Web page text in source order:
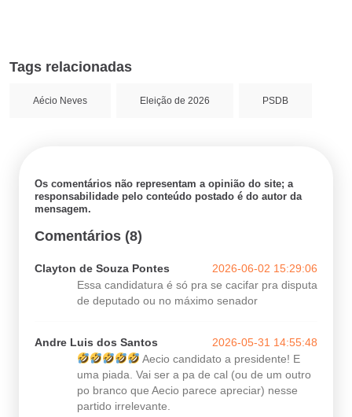
Tags relacionadas
Aécio Neves Eleição de 2026 PSDB
Os comentários não representam a opinião do site; a
responsabilidade pelo conteúdo postado é do autor da
mensagem.
Comentários (8)
Clayton de Souza Pontes
2026-06-02 15:29:06
Essa candidatura é só pra se cacifar pra disputa
de deputado ou no máximo senador
Andre Luis dos Santos
2026-05-31 14:55:48
Aecio candidato a presidente! E
uma piada. Vai ser a pa de cal (ou de um outro
po branco que Aecio parece apreciar) nesse
partido irrelevante.